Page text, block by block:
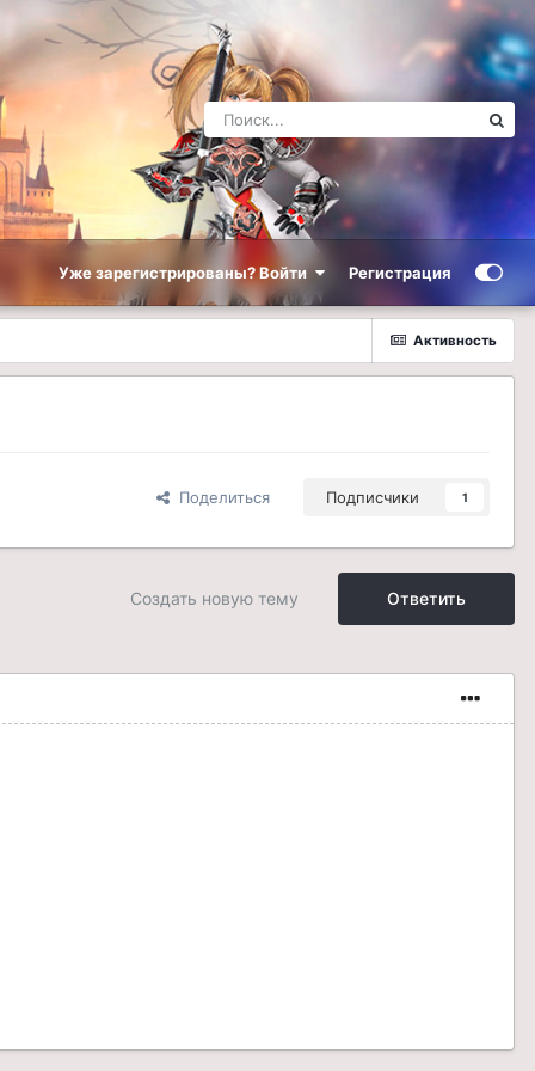
Уже зарегистрированы? Войти Регистрация
Активность
Поделиться Подписчики 1
Ответить
Создать новую тему